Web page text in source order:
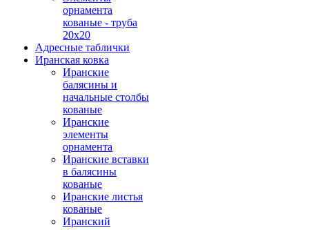
орнамента
кованые - труба
20х20
Адресные таблички
Иранская ковка
Иранские
балясины и
начальные столбы
кованые
Иранские
элементы
орнамента
Иранские вставки
в балясины
кованые
Иранские листья
кованые
Иранский